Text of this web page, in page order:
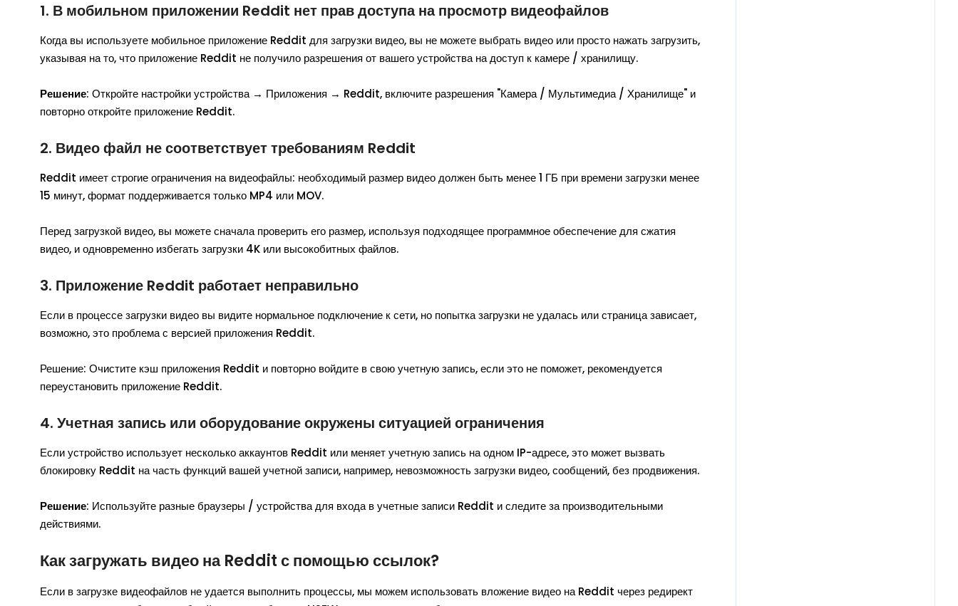
1. В мобильном приложении Reddit нет прав доступа на просмотр видеофайлов
Когда вы используете мобильное приложение Reddit для загрузки видео, вы не можете выбрать видео или просто нажать загрузить,
указывая на то, что приложение Reddit не получило разрешения от вашего устройства на доступ к камере / хранилищу.
Решение: Откройте настройки устройства → Приложения → Reddit, включите разрешения "Камера / Мультимедиа / Хранилище" и
повторно откройте приложение Reddit.
2. Видео файл не соответствует требованиям Reddit
Reddit имеет строгие ограничения на видеофайлы: необходимый размер видео должен быть менее 1 ГБ при времени загрузки менее
15 минут, формат поддерживается только MP4 или MOV.
Перед загрузкой видео, вы можете сначала проверить его размер, используя подходящее программное обеспечение для сжатия
видео, и одновременно избегать загрузки 4K или высокобитных файлов.
3. Приложение Reddit работает неправильно
Если в процессе загрузки видео вы видите нормальное подключение к сети, но попытка загрузки не удалась или страница зависает,
возможно, это проблема с версией приложения Reddit.
Решение: Очистите кэш приложения Reddit и повторно войдите в свою учетную запись, если это не поможет, рекомендуется
переустановить приложение Reddit.
4. Учетная запись или оборудование окружены ситуацией ограничения
Если устройство использует несколько аккаунтов Reddit или меняет учетную запись на одном IP-адресе, это может вызвать
блокировку Reddit на часть функций вашей учетной записи, например, невозможность загрузки видео, сообщений, без продвижения.
Решение: Используйте разные браузеры / устройства для входа в учетные записи Reddit и следите за производительными
действиями.
Как загружать видео на Reddit с помощью ссылок?
Если в загрузке видеофайлов не удается выполнить процессы, мы можем использовать вложение видео на Reddit через редирект